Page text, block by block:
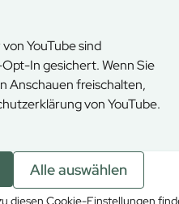
YouTube sind
In gesichert. Wenn Sie
Anschauen freischalten,
von YouTube.
Alle auswählen
diesen Cookie-Einstellungen